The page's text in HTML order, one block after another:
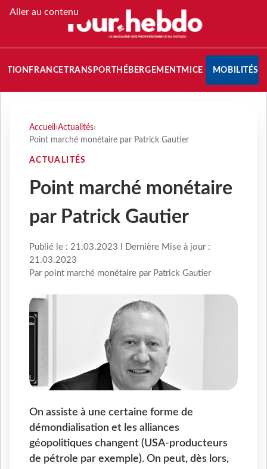
Aller au contenu
FRANCETRANSPORT HÉBERGEMENTMICE MOBILITÉS
Accueil ›Actualités›
Point marché monétaire par Patrick Gautier
ACTUALITÉS
Point marché monétaire
par Patrick Gautier
Publié le : 21.03.2023 I Dernière Mise à jour :
21.03.2023
Par point marché monétaire par Patrick Gautier
On assiste à une certaine forme de
démondialisation et les alliances
géopolitiques changent (USA-producteurs
de pétrole par exemple). On peut, dès lors,